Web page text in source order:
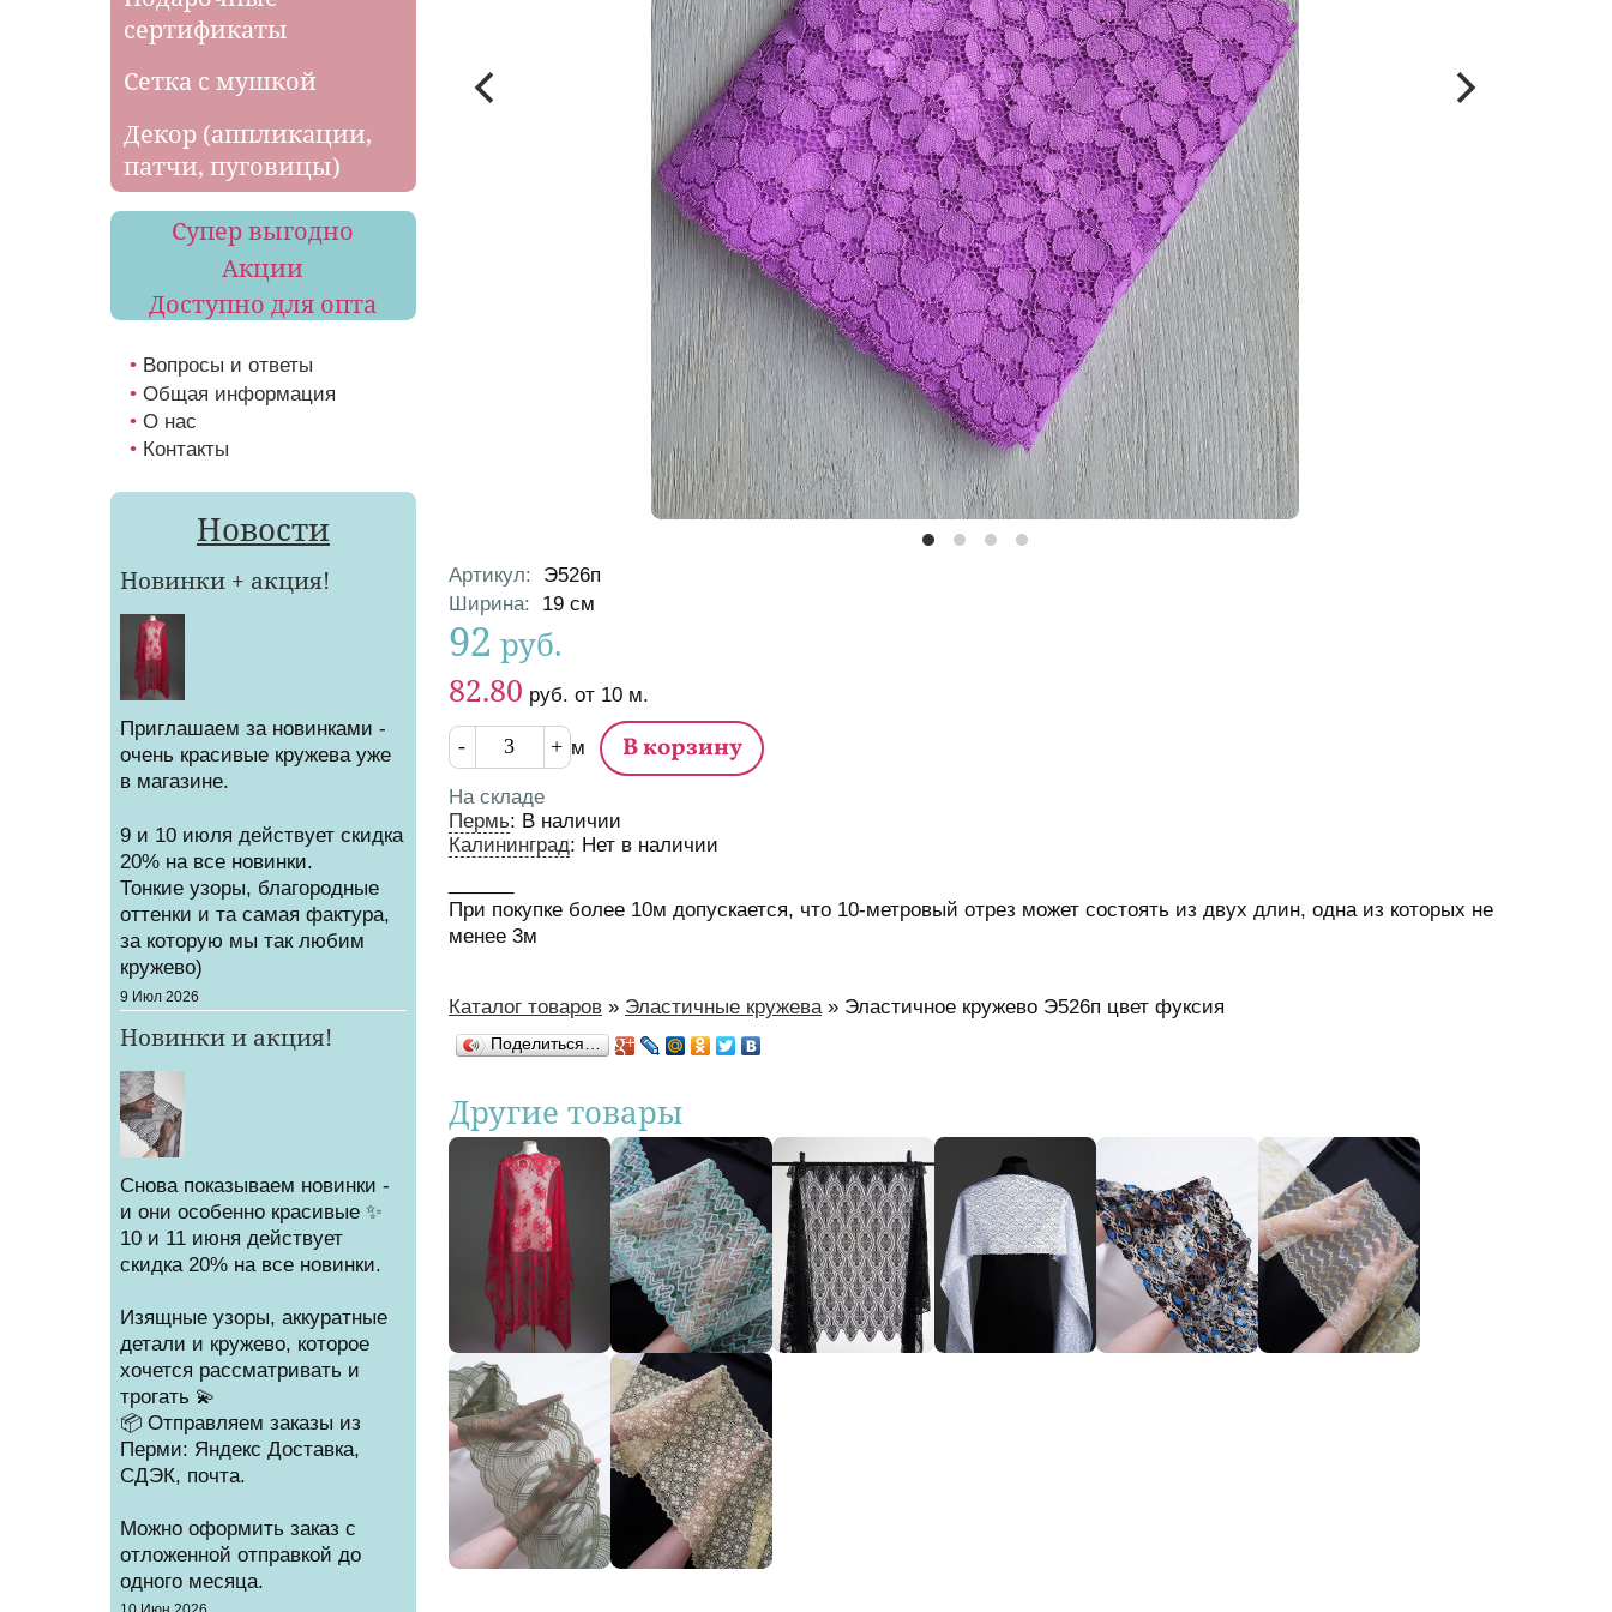
Артикул:
Э526п
Характеристики
Ширина: 19 см
Цена
92 руб.
Цена от
82.80 руб. от 10 м.
Кол-во
м
На складе
Пермь: В наличии
Калининград: Нет в наличии
При покупке более 10м допускается, что 10-метровый отрез может состоять из двух длин, одна из которых не
менее 3м
Вы здесь
Каталог товаров » Эластичные кружева» Эластичное кружево Э526п цвет фуксия
Поделиться…
Другие товары
сертификаты
Сетка с мушкой
Декор (аппликации,
патчи, пуговицы)
Супер выгодно
Акции
Доступно для опта
Вопросы и ответы
Общая информация
О нас
Контакты
Новости
Новинки + акция!
Приглашаем за новинками -
очень красивые кружева уже
в магазине.
9 и 10 июля действует скидка
20% на все новинки.
Тонкие узоры, благородные
оттенки и та самая фактура,
за которую мы так любим
кружево)
Создано
9 Июл 2026
Новинки и акция!
Снова показываем новинки -
и они особенно красивые ✨
10 и 11 июня действует
скидка 20% на все новинки.
Изящные узоры, аккуратные
детали и кружево, которое
хочется рассматривать и
трогать 💫
📦 Отправляем заказы из
Перми: Яндекс Доставка,
СДЭК, почта.
Можно оформить заказ с
отложенной отправкой до
одного месяца.